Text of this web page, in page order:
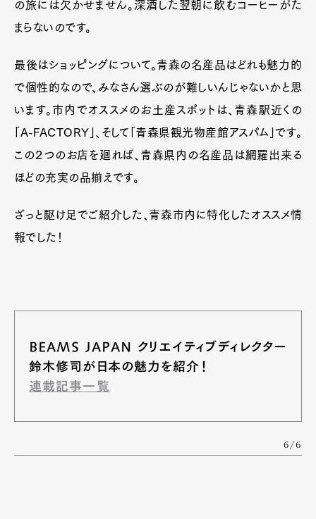
の旅には欠かせません。深酒した翌朝に飲むコーヒーがた
まらないのです。
最後はショッピングについて。青森の名産品はどれも魅力的
で個性的なので、みなさん選ぶのが難しいんじゃないかと思
います。市内でオススメのお土産スポットは、青森駅近くの
「A-FACTORY」、そして「青森県観光物産館アスパム」です。
この２つのお店を廻れば、青森県内の名産品は網羅出来る
ほどの充実の品揃えです。
ざっと駆け足でご紹介した、青森市内に特化したオススメ情
報でした！
BEAMS JAPAN クリエイティブディレクター
鈴木修司が日本の魅力を紹介！
連載記事一覧
6/6